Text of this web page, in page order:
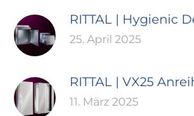
RITTAL | Hygienic
25. April 2025
RITTAL | VX25
11. März 2025